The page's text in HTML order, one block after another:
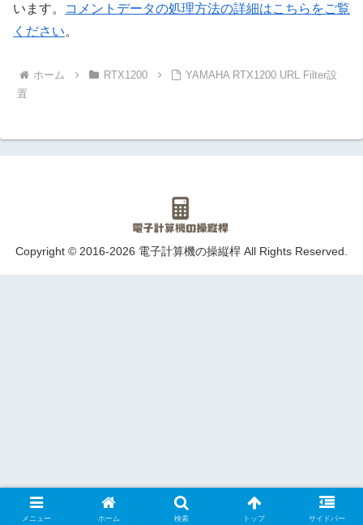
います。
コメントデータの処理方法の詳細はこちらをご覧
ください。
ホーム RTX1200
YAMAHA RTX1200 URL Filter設
置
Copyright © 2016-2026 電子計算機の操縦桿 All Rights Reserved.
メニュー ホーム 検索 トップ サイドバー